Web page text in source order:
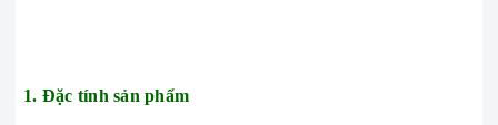
1. Đặc tính sản phẩm